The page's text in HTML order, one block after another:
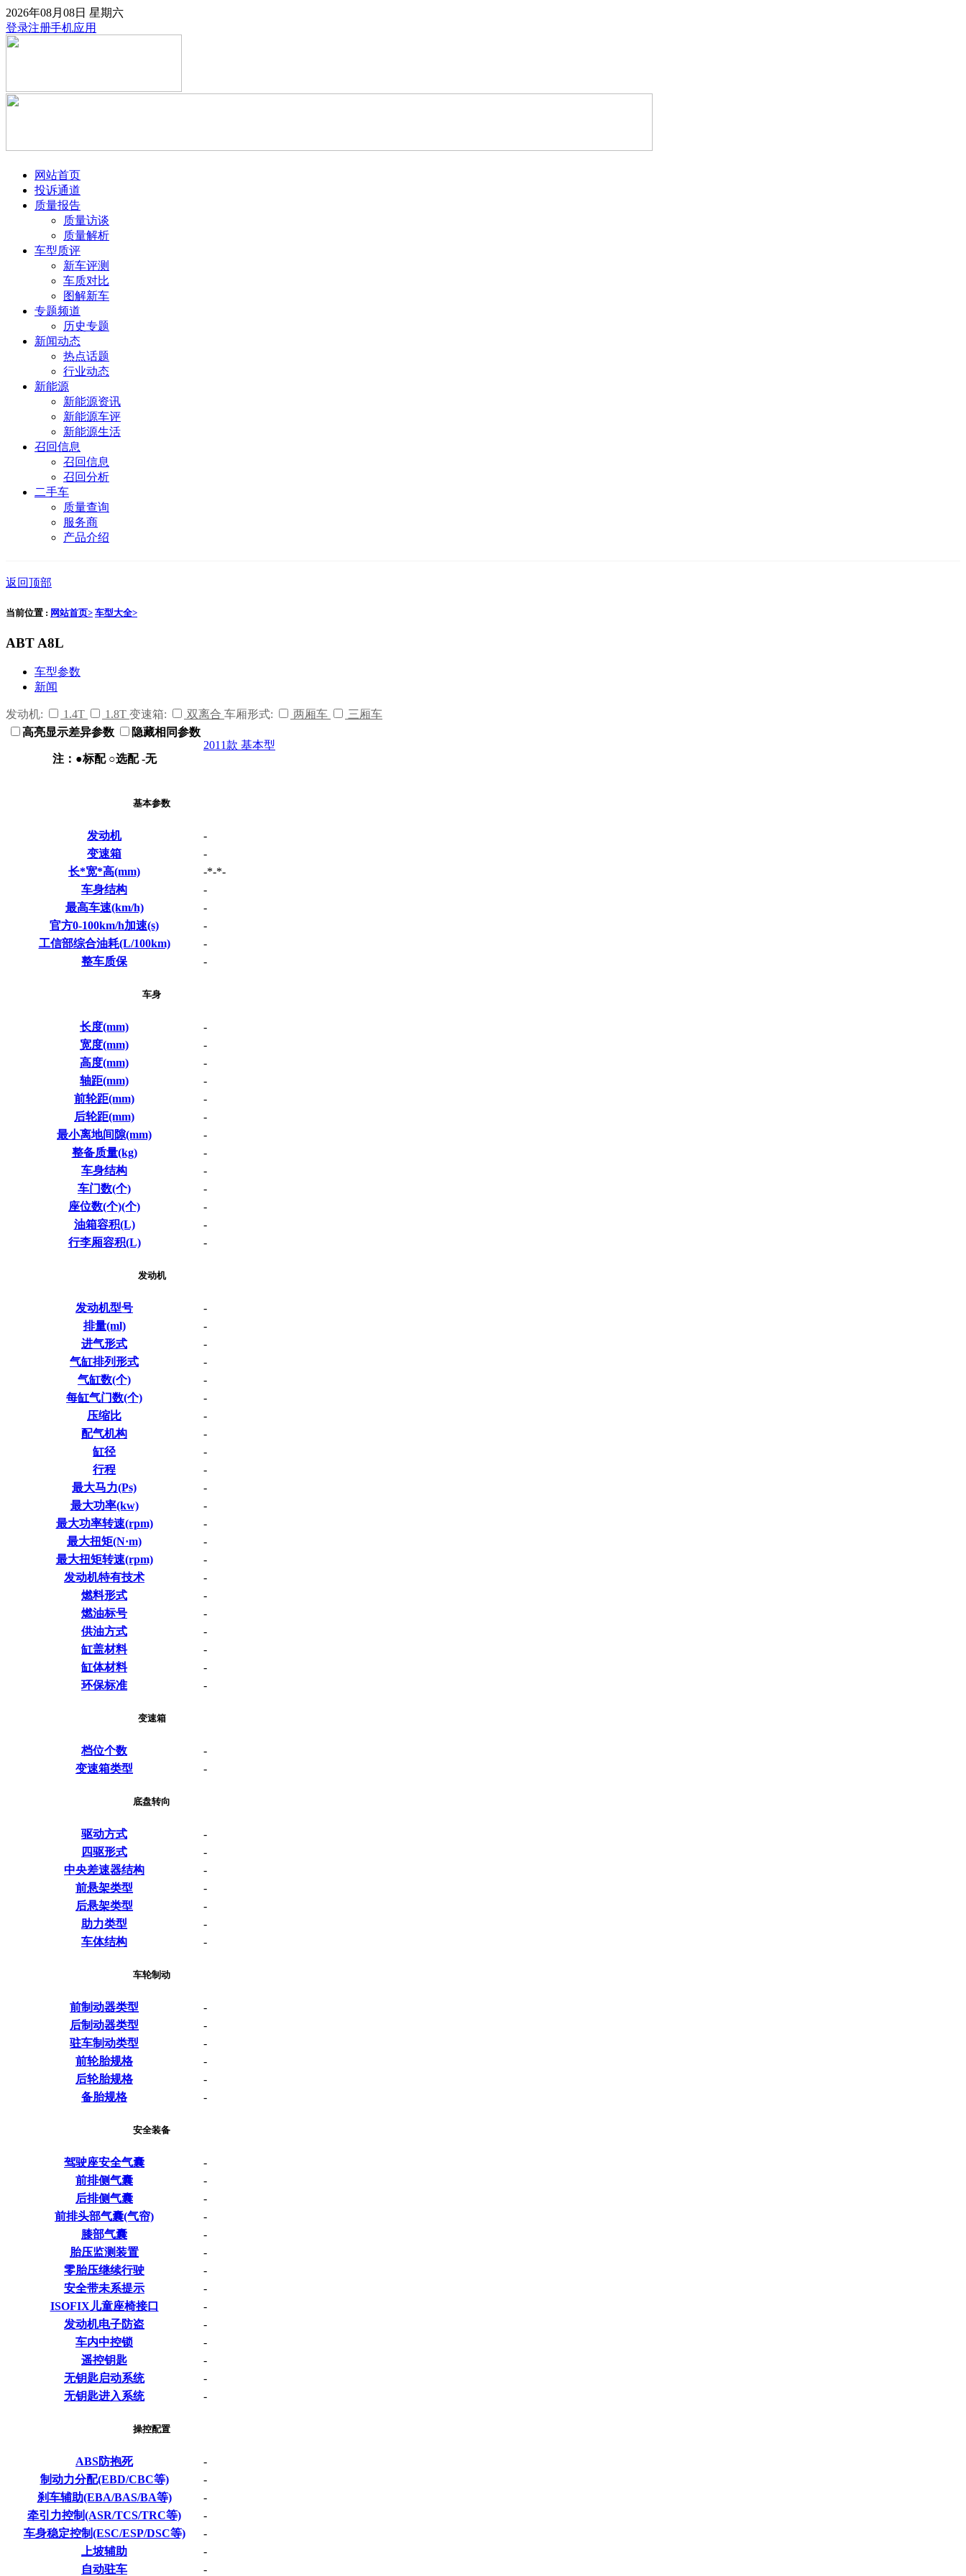
2026年08月08日 星期六
登录注册手机应用
网站首页
投诉通道
质量报告
质量访谈
质量解析
车型质评
新车评测
车质对比
图解新车
专题频道
历史专题
新闻动态
热点话题
行业动态
新能源
新能源资讯
新能源车评
新能源生活
召回信息
召回信息
召回分析
二手车
质量查询
服务商
产品介绍
返回顶部
当前位置 : 网站首页> 车型大全>
ABT A8L
车型参数
新闻
发动机: 1.4T 1.8T 变速箱: 双离合 车厢形式: 两厢车
三厢车
高亮显示差异参数
隐藏相同参数
注：●标配 ○选配 -无
2011款 基本型
基本参数
发动机
-
变速箱
-
长*宽*高(mm)
-*-*-
车身结构
-
最高车速(km/h)
-
官方0-100km/h加速(s)
-
工信部综合油耗(L/100km)
-
整车质保
-
车身
长度(mm)
-
宽度(mm)
-
高度(mm)
-
轴距(mm)
-
前轮距(mm)
-
后轮距(mm)
-
最小离地间隙(mm)
-
整备质量(kg)
-
车身结构
-
车门数(个)
-
座位数(个)(个)
-
油箱容积(L)
-
行李厢容积(L)
-
发动机
发动机型号
-
排量(ml)
-
进气形式
-
气缸排列形式
-
气缸数(个)
-
每缸气门数(个)
-
压缩比
-
配气机构
-
缸径
-
行程
-
最大马力(Ps)
-
最大功率(kw)
-
最大功率转速(rpm)
-
最大扭矩(N·m)
-
最大扭矩转速(rpm)
-
发动机特有技术
-
燃料形式
-
燃油标号
-
供油方式
-
缸盖材料
-
缸体材料
-
环保标准
-
变速箱
档位个数
-
变速箱类型
-
底盘转向
驱动方式
-
四驱形式
-
中央差速器结构
-
前悬架类型
-
后悬架类型
-
助力类型
-
车体结构
-
车轮制动
前制动器类型
-
后制动器类型
-
驻车制动类型
-
前轮胎规格
-
后轮胎规格
-
备胎规格
-
安全装备
驾驶座安全气囊
-
前排侧气囊
-
后排侧气囊
-
前排头部气囊(气帘)
-
膝部气囊
-
胎压监测装置
-
零胎压继续行驶
-
安全带未系提示
-
ISOFIX儿童座椅接口
-
发动机电子防盗
-
车内中控锁
-
遥控钥匙
-
无钥匙启动系统
-
无钥匙进入系统
-
操控配置
ABS防抱死
-
制动力分配(EBD/CBC等)
-
刹车辅助(EBA/BAS/BA等)
-
牵引力控制(ASR/TCS/TRC等)
-
车身稳定控制(ESC/ESP/DSC等)
-
上坡辅助
-
自动驻车
-